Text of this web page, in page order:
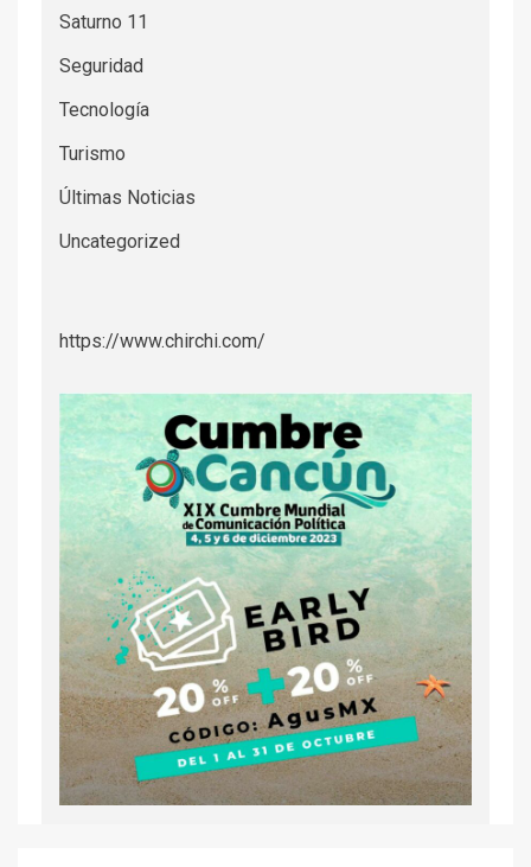
Saturno 11
Seguridad
Tecnología
Turismo
Últimas Noticias
Uncategorized
https://www.chirchi.com/